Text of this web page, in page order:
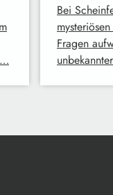
Bei
Fragen